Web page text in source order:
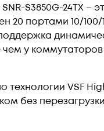
S3850G-24TX
портами 10/100/
у
VSF
без